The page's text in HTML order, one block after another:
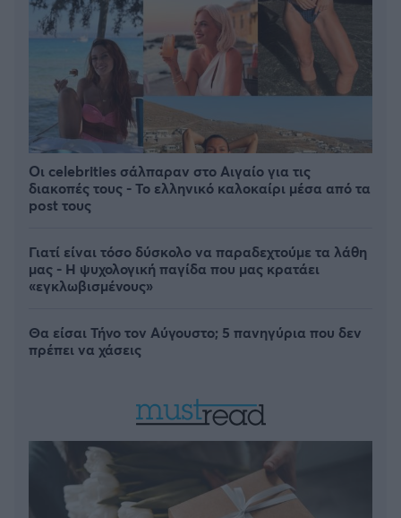
Οι celebrities σάλπαραν στο Αιγαίο για τις
διακοπές τους - Το ελληνικό καλοκαίρι μέσα από τα
post τους
Γιατί είναι τόσο δύσκολο να παραδεχτούμε τα λάθη
μας - Η ψυχολογική παγίδα που μας κρατάει
«εγκλωβισμένους»
Θα είσαι Τήνο τον Αύγουστο; 5 πανηγύρια που δεν
πρέπει να χάσεις